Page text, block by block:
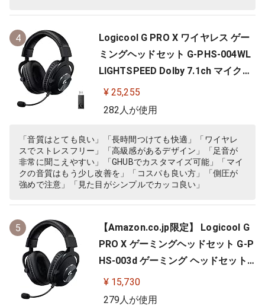
4
Logicool G PRO X ワイヤレス ゲー
ミングヘッドセット G-PHS-004WL
LIGHTSPEED Dolby 7.1ch マイク付
き 20時間連続使用可能 軽量 充電式
PS5 PS4 PC ゲーミング ヘッドセッ
004 ブラック 国内正規品 【 ファイ
ナルファンタジー XIV 推奨モ…
¥ 25,255
282人が使用
「音質はとても良い」「長時間つけても快適」「ワイヤレ
スでストレスフリー」「高級感があるデザイン」「足音が
非常に聞こえやすい」「GHUBでカスタマイズ可能」「マイ
クの音質はもう少し改善を」「コスパも良い方」「側圧が
強めで注意」「見た目がシンプルでカッコ良い」
5
【Amazon.co.jp限定】 Logicool G
PRO X ゲーミングヘッドセット G-P
HS-003d ゲーミング ヘッドセット
Dolby 7.1ch サラウンドサウンド 3.5
mm 有線 マイク付き Blue VO!CE搭
¥ 15,730
279人が使用